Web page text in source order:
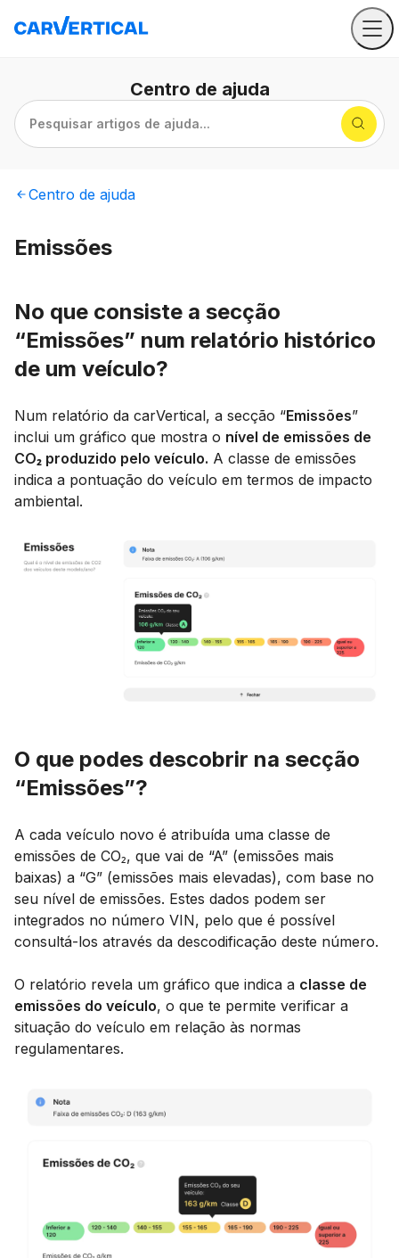
Centro de ajuda
Pesquisar artigos de ajuda...
Centro de ajuda
Emissões
No que consiste a secção
“Emissões” num relatório histórico
de um veículo?
Num relatório da carVertical, a secção “Emissões”
inclui um gráfico que mostra o nível de emissões de
CO₂ produzido pelo veículo. A classe de emissões
indica a pontuação do veículo em termos de impacto
ambiental.
O que podes descobrir na secção
“Emissões”?
A cada veículo novo é atribuída uma classe de
emissões de CO₂, que vai de “A” (emissões mais
baixas) a “G” (emissões mais elevadas), com base no
seu nível de emissões. Estes dados podem ser
integrados no número VIN, pelo que é possível
consultá-los através da descodificação deste número.
O relatório revela um gráfico que indica a classe de
emissões do veículo, o que te permite verificar a
situação do veículo em relação às normas
regulamentares.